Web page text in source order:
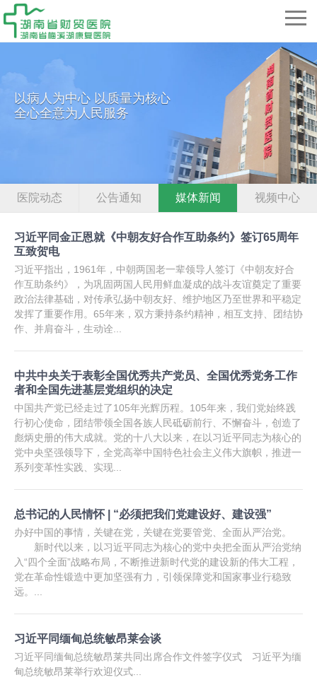
以病人为中心 以质量为核心
全心全意为人民服务
医院动态 公告通知 媒体新闻 视频中心
习近平同金正恩就《中朝友好合作互助条约》签订65周年
互致贺电
习近平指出，1961年，中朝两国老一辈领导人签订《中朝友好合
作互助条约》，为巩固两国人民用鲜血凝成的战斗友谊奠定了重要
政治法律基础，对传承弘扬中朝友好、维护地区乃至世界和平稳定
发挥了重要作用。65年来，双方秉持条约精神，相互支持、团结协
作、并肩奋斗，生动诠...
中共中央关于表彰全国优秀共产党员、全国优秀党务工作
者和全国先进基层党组织的决定
中国共产党已经走过了105年光辉历程。105年来，我们党始终践
行初心使命，团结带领全国各族人民砥砺前行、不懈奋斗，创造了
彪炳史册的伟大成就。党的十八大以来，在以习近平同志为核心的
党中央坚强领导下，全党高举中国特色社会主义伟大旗帜，推进一
系列变革性实践、实现...
总书记的人民情怀 | “必须把我们党建设好、建设强”
办好中国的事情，关键在党，关键在党要管党、全面从严治党。
新时代以来，以习近平同志为核心的党中央把全面从严治党纳
入“四个全面”战略布局，不断推进新时代党的建设新的伟大工程，
党在革命性锻造中更加坚强有力，引领保障党和国家事业行稳致
远。...
习近平同缅甸总统敏昂莱会谈
习近平同缅甸总统敏昂莱共同出席合作文件签字仪式 习近平为缅
甸总统敏昂莱举行欢迎仪式...